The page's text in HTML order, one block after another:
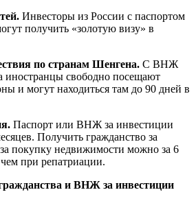
Инвесторы из России с паспортом
получить «золотую визу» в
по странам Шенгена. С ВНЖ
иностранцы свободно посещают
и могут находиться там до 90 дней в
Паспорт или ВНЖ за инвестиции
Получить гражданство за
покупку недвижимости можно за 6
при репатриации.
и ВНЖ за инвестиции